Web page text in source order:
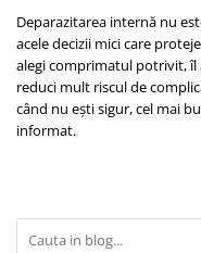
Deparazitarea internă nu
acele decizii mici care
alegi comprimatul potrivit, îl
reduci mult riscul de
când nu ești sigur, cel mai
informat.